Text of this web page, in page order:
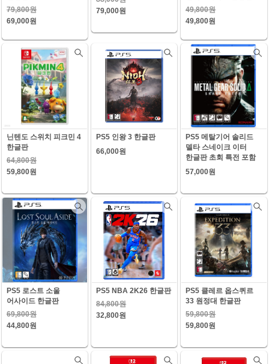
79,800원
69,000원
79,000원
49,800원
49,800원
닌텐도 스위치 피크민 4
한글판
64,800원
59,800원
PS5 인왕 3 한글판
66,000원
PS5 메탈기어 솔리드
델타 스네이크 이터
한글판 초회 특전 포함
57,000원
PS5 로스트 소울
어사이드 한글판
69,800원
44,800원
PS5 NBA 2K26 한글판
84,800원
32,800원
PS5 클레르 옵스퀴르
33 원정대 한글판
59,800원
59,800원